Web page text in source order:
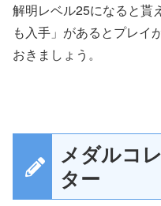
解明レベル25になると貰
も入手」があるとプレイ
おきましょう。
メダルコ
ター